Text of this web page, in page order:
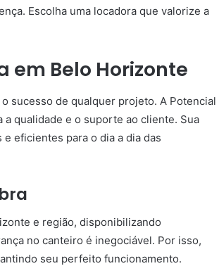
Escolha uma locadora que valorize a
em Belo Horizonte
sucesso de qualquer projeto. A Potencial
qualidade e o suporte ao cliente. Sua
eficientes para o dia a dia das
e região, disponibilizando
no canteiro é inegociável. Por isso,
seu perfeito funcionamento.